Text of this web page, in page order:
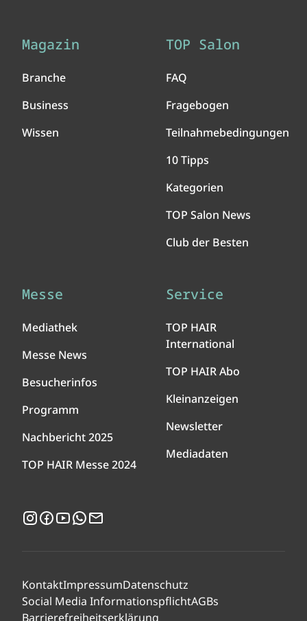
Magazin
Branche
Business
Wissen
TOP Salon
FAQ
Fragebogen
Teilnahmebedingungen
10 Tipps
Kategorien
TOP Salon News
Club der Besten
Messe
Mediathek
Messe News
Besucherinfos
Programm
Nachbericht 2025
TOP HAIR Messe 2024
Service
TOP HAIR
International
TOP HAIR Abo
Kleinanzeigen
Newsletter
Mediadaten
Instagram
Facebook
YouTubeWhatsApp
KontaktImpressumDatenschutz
Social Media InformationspflichtAGBs
Barrierefreiheitserklärung